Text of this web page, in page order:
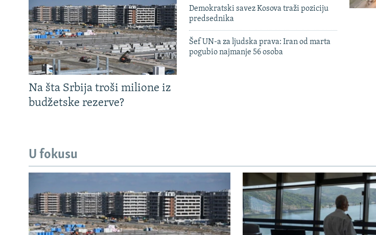
Na šta Srbija troši milione iz
budžetske rezerve?
Demokratski savez Kosova traži poziciju
predsednika
Šef UN-a za ljudska prava: Iran od marta
pogubio najmanje 56 osoba
U fokusu